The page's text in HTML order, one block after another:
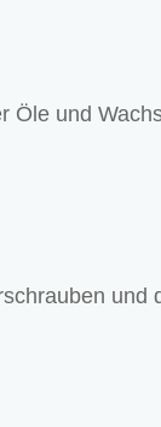
Öle und
und